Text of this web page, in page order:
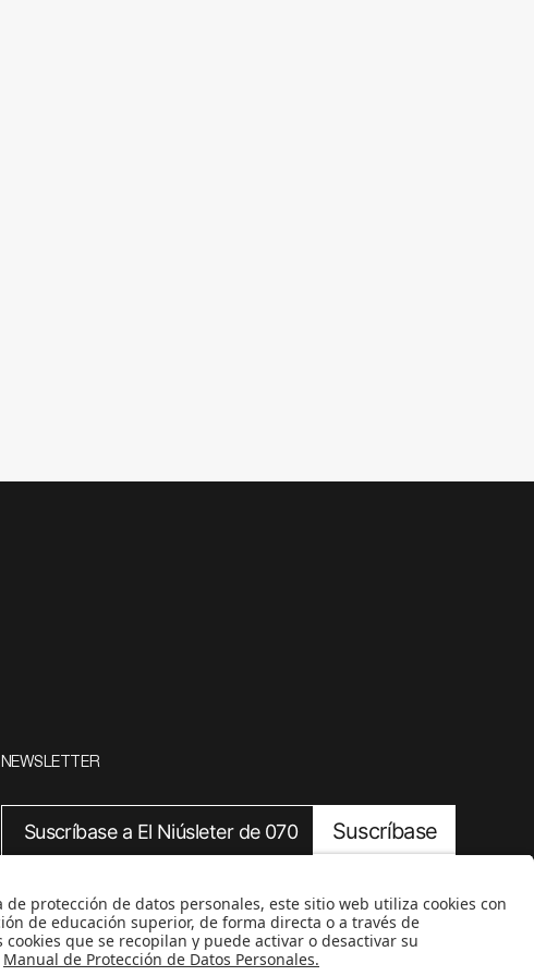
NEWSLETTER
Suscríbase